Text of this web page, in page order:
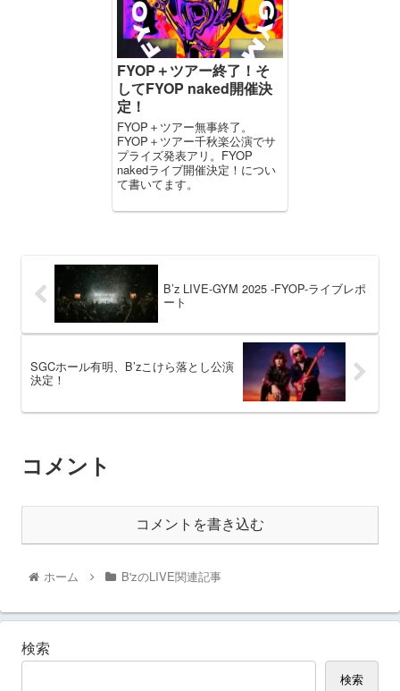
FYOP＋ツアー終了！そ
してFYOP naked開催決
定！
FYOP＋ツアー無事終了。
FYOP＋ツアー千秋楽公演でサ
プライズ発表アリ。FYOP
nakedライブ開催決定！につい
て書いてます。
B’z LIVE-GYM 2025 -FYOP-ライブレポ
ート
SGCホール有明、B’zこけら落とし公演
決定！
コメント
コメントを書き込む
ホーム B'zのLIVE関連記事
検索
検索